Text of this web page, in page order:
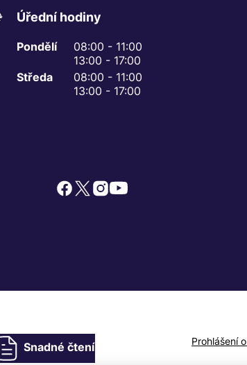
Úřední hodiny
Pondělí
08:00 - 11:00
13:00 - 17:00
Středa
08:00 - 11:00
13:00 - 17:00
Snadné čtení Prohlášení